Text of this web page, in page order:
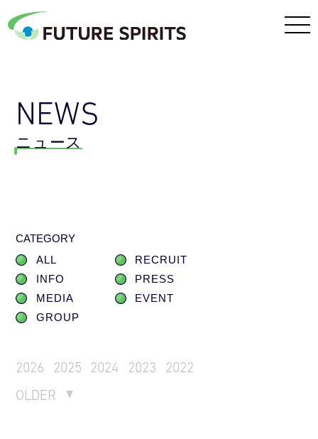
NEWS
ニュース
CATEGORY
ALL
RECRUIT
INFO
PRESS
MEDIA
EVENT
GROUP
2026 2025 2024 2023
2022
OLDER